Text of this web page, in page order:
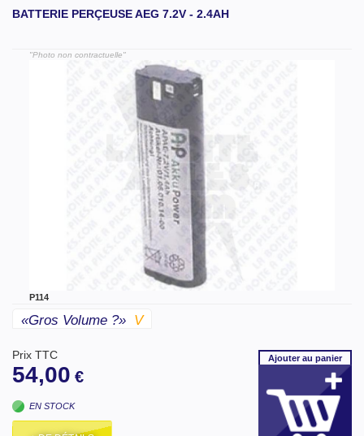
BATTERIE PERÇEUSE AEG 7.2V - 2.4AH
"Photo non contractuelle"
P114
«gros Volume ?» V
Prix TTC
54,00 €
EN STOCK
Ajouterau panier